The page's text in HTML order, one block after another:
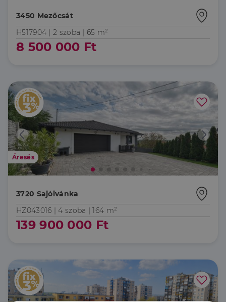
3450 Mezőcsát
H517904 |2 szoba | 65 m²
8 500 000 Ft
Áresés
3720 Sajóivánka
HZ043016 |4 szoba | 164 m²
139 900 000 Ft